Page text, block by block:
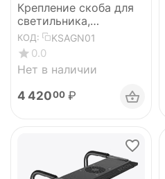
Крепление скоба для
светильника,
алюминий A-Series
Gooseneck
КОД: KSAGN01
0.0
Нет в наличии
4 42000 ₽